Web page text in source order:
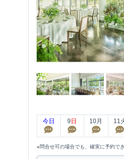
今日 9 日 10月 11
※問合せ可の場合でも、確実に予約で